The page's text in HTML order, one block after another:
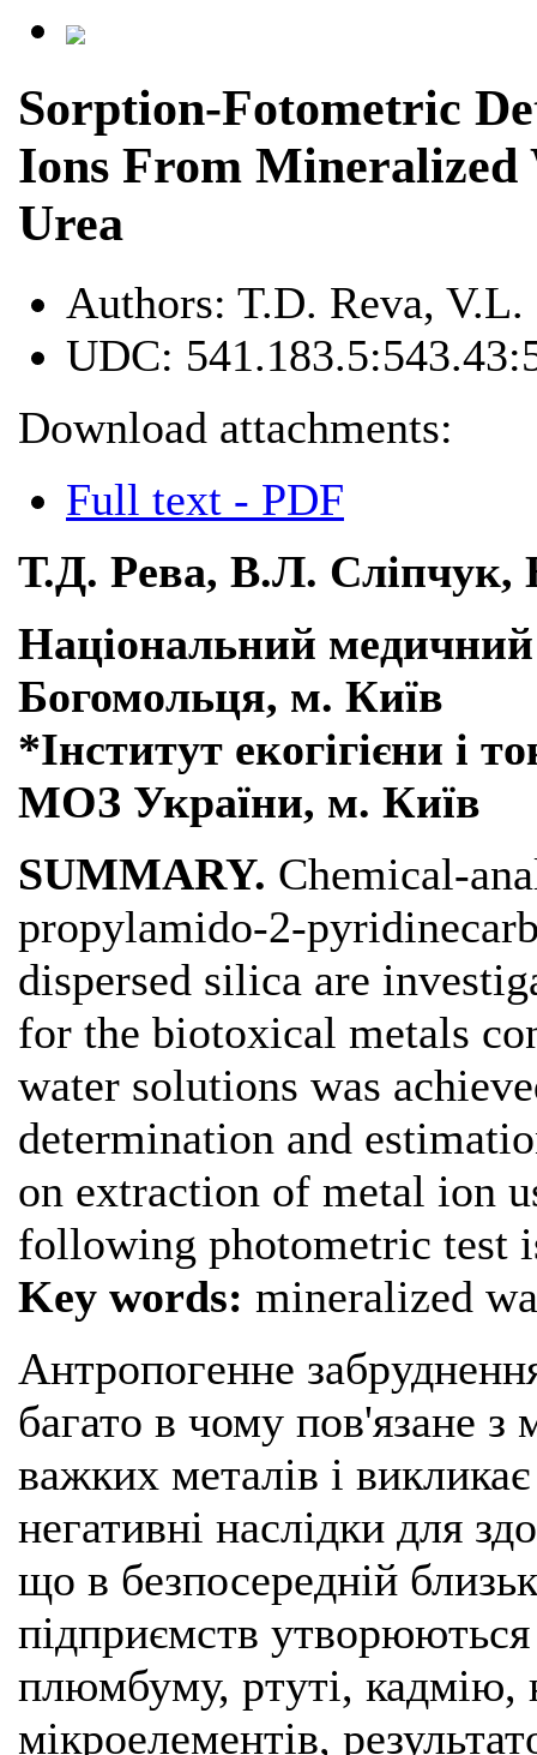
Sorption-Fotometric
Ions From Mineralized
Urea
Authors: T.D. Reva,
UDC:
Download attachments:
Full text - PDF
Т.Д. Рева, В.Л.
Національний
Богомольця, м. Київ
*Інститут екогігієни і
МОЗ України, м. Київ
SUMMARY. Chemical-
propylamido-2-
dispersed silica are
for the biotoxical metals
water solutions was
determination and
on extraction of metal ion
following photometric test
Key words: mineralized
Антропогенне
багато в чому пов'язане з
важких металів і
негативні наслідки для
що в безпосередній
підприємств
плюмбуму, ртуті, кадмію,
мікроелементів,